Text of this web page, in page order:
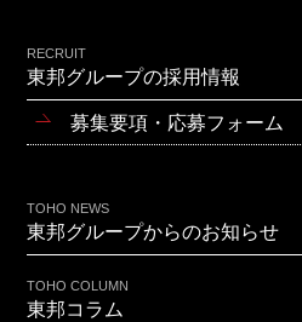
RECRUIT
東邦グループの採用情報
募集要項・応募フォーム
TOHO NEWS
東邦グループからのお知らせ
TOHO COLUMN
東邦コラム